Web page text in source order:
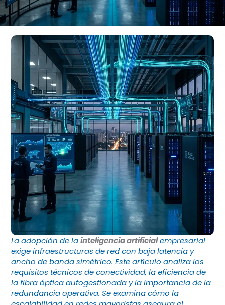
La adopción de lainteligencia artificialempresarial
exige infraestructuras de red con baja latencia y
ancho de banda simétrico. Este artículo analiza los
requisitos técnicos de conectividad, la eficiencia de
la fibra óptica autogestionada y la importancia de la
redundancia operativa. Se examina cómo la